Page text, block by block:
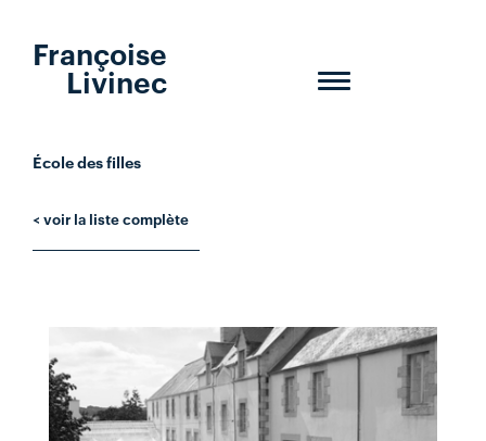
Toggle
Françoise
Livinec
École des filles
< voir la liste complète